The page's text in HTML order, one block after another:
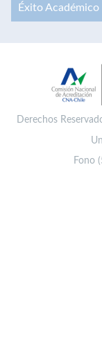
Éxito Académico
Derechos
Fono